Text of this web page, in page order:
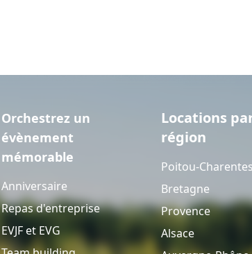
Orchestrez un
évènement
mémorable
Anniversaire
Repas d'entreprise
EVJF et EVG
Locations
région
Poitou-Charentes
Bretagne
Provence
Alsace